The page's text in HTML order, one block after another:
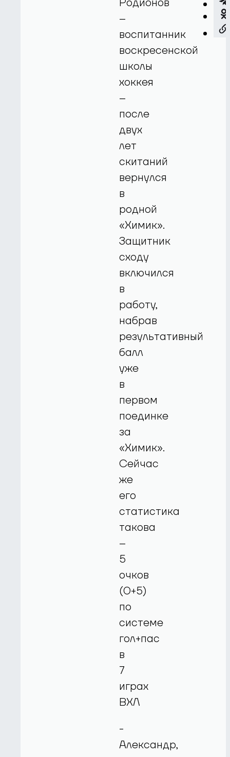
Родионов
–
воспитанник
воскресенской
школы
хоккея
–
после
двух
лет
скитаний
вернулся
в
родной
«Химик».
Защитник
сходу
включился
в
работу,
набрав
результативный
балл
уже
в
первом
поединке
за
«Химик».
Сейчас
же
его
статистика
такова
–
5
очков
(0+5)
по
системе
гол+пас
в
7
играх
ВХЛ
-
Александр,